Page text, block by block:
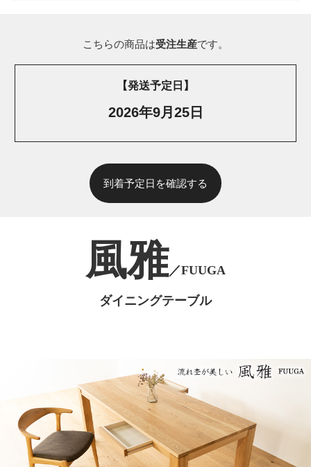
こちらの商品は受注生産です。
【発送予定日】
2026年9月25日
到着予定日を確認する
風雅／FUUGA
ダイニングテーブル